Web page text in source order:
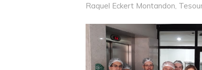
Raquel Eckert Montandon,